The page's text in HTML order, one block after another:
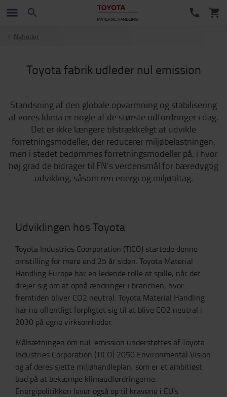
Nyheder
Toyota fabrik udleder nul emission
Standsning af den globale opvarmning og stabilisering
af vores klima er nogle af de største udfordringer i dag.
Det er ikke længere tilstrækkeligt at udvikle
forretningsmodeller, der reducerer miljøbelastningen,
men i stedet bedømmes forretningsmodeller på, i hvor
høj grad de bidrager til FN’s verdensmål for bæredygtig
udvikling, såsom ren energi og miljøtiltag.
Udviklingen hos Toyota
Toyota Industries Coorporation (TICO) startede denne
omstilling for mere end 25 år siden. Toyota Material
Handling Europe har en ledende rolle at spille, når det
drejer sig om at opnå ændringer i branchen, hvor
fremtiden bliver CO2 neutral. Toyota Material Handling
har nu offentligt forpligtet sig til at blive CO2 neutral i
2030 på egne virksomheder.
Målsætningen om nul-emission understøttes af Toyota
Industries Corporation (TICO) 2050 Environmental Vision
og af deres sjette miljøhandleplan, som er et ambitiøst
bud på at bekæmpe klimaudfordringerne.
Energipolitikken lever også op til kravene i EU’s